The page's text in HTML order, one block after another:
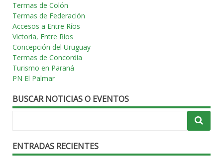
Termas de Colón
Termas de Federación
Accesos a Entre Ríos
Victoria, Entre Ríos
Concepción del Uruguay
Termas de Concordia
Turismo en Paraná
PN El Palmar
BUSCAR NOTICIAS O EVENTOS
ENTRADAS RECIENTES